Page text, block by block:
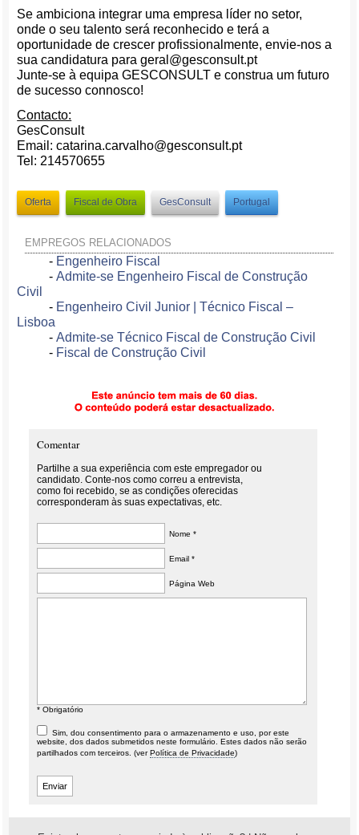
Se ambiciona integrar uma empresa líder no setor,
onde o seu talento será reconhecido e terá a
oportunidade de crescer profissionalmente, envie-nos a
sua candidatura para geral@gesconsult.pt
Junte-se à equipa GESCONSULT e construa um futuro
de sucesso connosco!
Contacto:
GesConsult
Email: catarina.carvalho@gesconsult.pt
Tel: 214570655
Oferta Fiscal de Obra GesConsult Portugal
EMPREGOS RELACIONADOS
- Engenheiro Fiscal
-Admite-se Engenheiro Fiscal de Construção
Civil
- Engenheiro Civil Junior | Técnico Fiscal –
Lisboa
-Admite-se Técnico Fiscal de Construção Civil
- Fiscal de Construção Civil
Comentar
Partilhe a sua experiência com este empregador ou
candidato. Conte-nos como correu a entrevista,
como foi recebido, se as condições oferecidas
corresponderam às suas expectativas, etc.
Nome *
Email *
Página Web
* Obrigatório
Sim, dou consentimento para o armazenamento e uso, por este
website, dos dados submetidos neste formulário. Estes dados não serão
partilhados com terceiros. (verPolítica de Privacidade)